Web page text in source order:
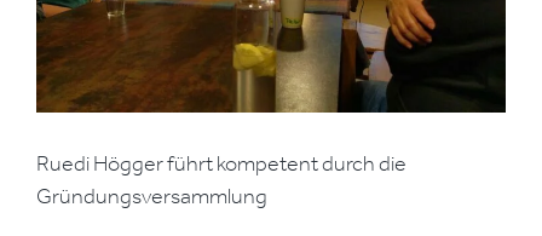
Ruedi Högger führt kompetent durch die
Gründungsversammlung